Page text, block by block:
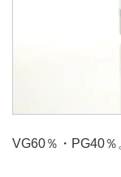
VG60％・PG40％